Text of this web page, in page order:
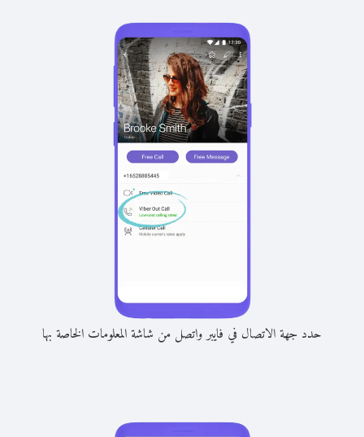
حدد جهة الاتصال في فايبر واتصل من شاشة المعلومات الخاصة بها